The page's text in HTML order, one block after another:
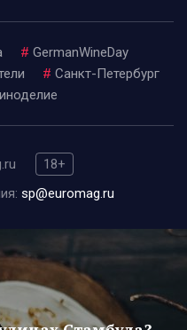
# GermanWineDay
# Санкт-Петербург
18+
sp@euromag.ru